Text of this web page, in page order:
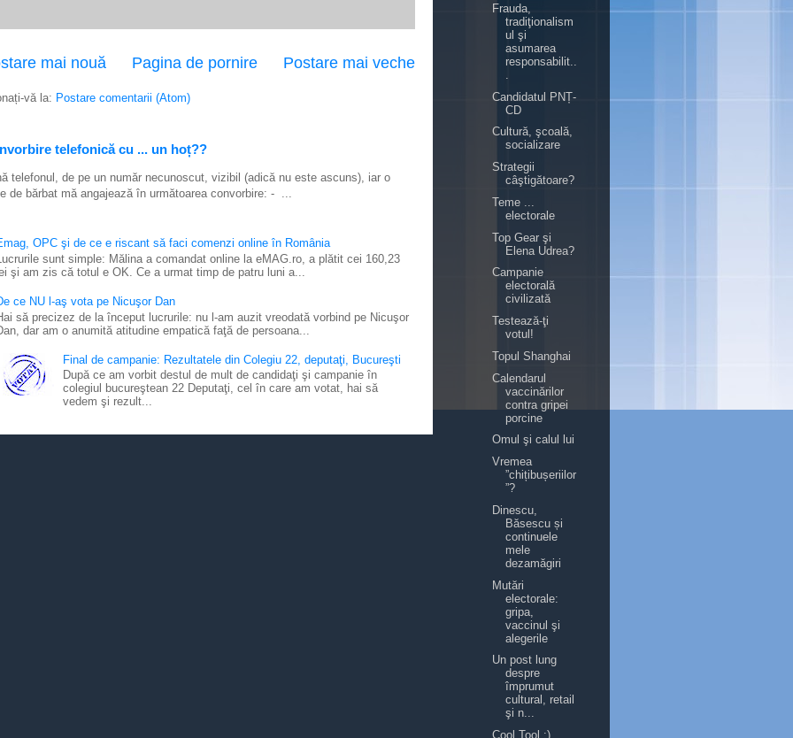
mai nouă Postare mai veche
Pagina de pornire
vă la: Postare comentarii (Atom)
telefonică cu ... un hoț??
telefonul, de pe un număr necunoscut, vizibil (adică nu este ascuns), iar o
de bărbat mă angajează în următoarea convorbire: - ...
OPC şi de ce e riscant să faci comenzi online în România
sunt simple: Mălina a comandat online la eMAG.ro, a plătit cei 160,23
şi am zis că totul e OK. Ce a urmat timp de patru luni a...
ce NU l-aş vota pe Nicuşor Dan
să precizez de la început lucrurile: nu l-am auzit vreodată vorbind pe Nicuşor
dar am o anumită atitudine empatică faţă de persoana...
Final de campanie: Rezultatele din Colegiu 22, deputaţi, Bucureşti
După ce am vorbit destul de mult de candidaţi şi campanie în
colegiul bucureştean 22 Deputaţi, cel în care am votat, hai să
vedem şi rezult...
Frauda,
tradiţionalism
ul şi
asumarea
responsabilit..
Candidatul PNȚ-
CD
Cultură, şcoală,
socializare
Strategii
câştigătoare?
Teme ...
electorale
Top Gear şi
Elena Udrea?
Campanie
electorală
civilizată
Testează-ţi
votul!
Topul Shanghai
Calendarul
vaccinărilor
contra gripei
porcine
Omul şi calul lui
Vremea
”chițibușeriilor
”?
Dinescu,
Băsescu și
continuele
mele
dezamăgiri
Mutări
electorale:
gripa,
vaccinul şi
alegerile
Un post lung
despre
împrumut
cultural, retail
şi n...
Cool Tool :)